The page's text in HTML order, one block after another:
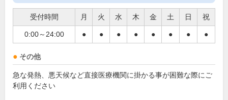
受付時間 月 火 水 木 金 土 日 祝
0:00～24:00 ● ● ● ● ● ● ● ●
その他
急な発熱、悪天候など直接医療機関に掛かる事が困難な際にご
利用ください